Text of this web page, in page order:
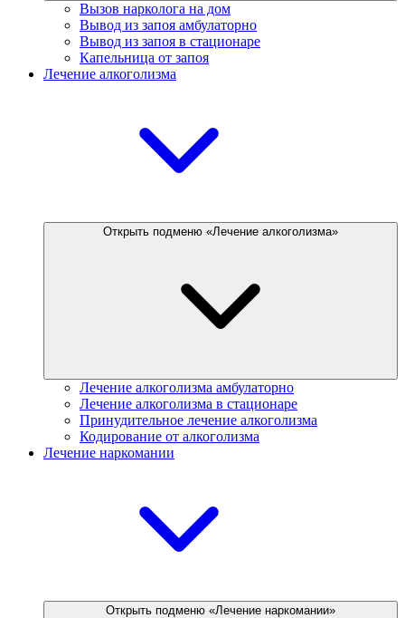
Вызов нарколога на дом
Вывод из запоя амбулаторно
Вывод из запоя в стационаре
Капельница от запоя
Лечение алкоголизма
Открыть подменю «Лечение алкоголизма»
Лечение алкоголизма амбулаторно
Лечение алкоголизма в стационаре
Принудительное лечение алкоголизма
Кодирование от алкоголизма
Лечение наркомании
Открыть подменю «Лечение наркомании»